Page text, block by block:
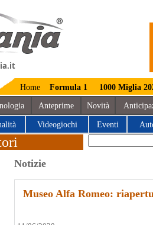
Home Formula 1 1000 Miglia
Anteprime Novità
Videogiochi Eventi
Notizie
Museo Alfa Romeo: